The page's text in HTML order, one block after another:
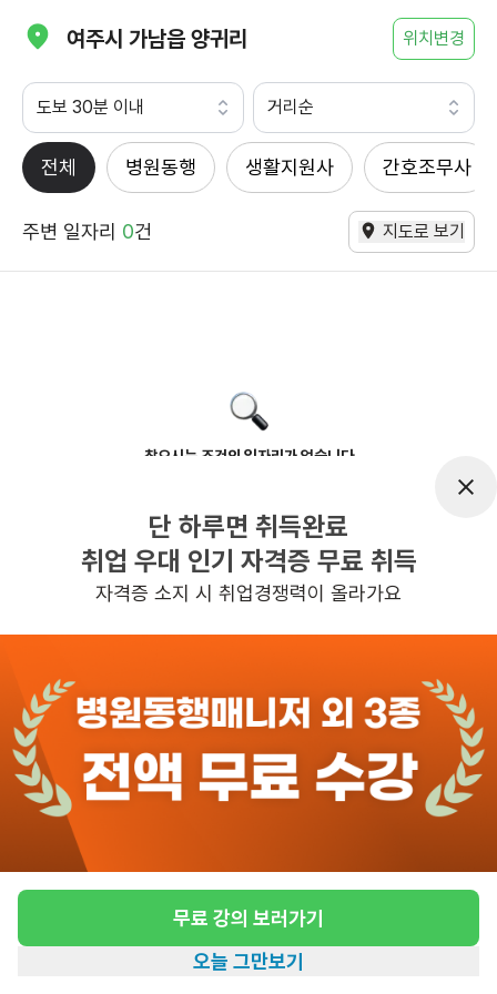
여주시 가남읍 양귀리 위치변경
도보 30분 이내 거리순
전체 병원동행 생활지원사 간호조무사
주변 일자리 0건 지도로 보기
찾으시는 조건의 일자리가 없습니다
반경 3KM 이내의 일자리 확인하기
단 하루면 취득완료
취업 우대 인기 자격증 무료 취득
자격증 소지 시 취업경쟁력이 올라가요
무료 강의 보러가기
오늘 그만보기